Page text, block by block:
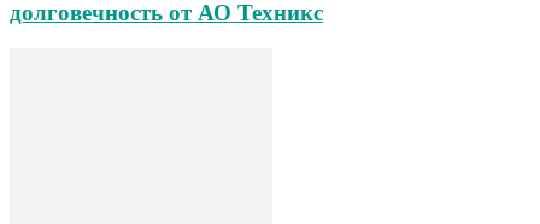
долговечность от АО Техникс